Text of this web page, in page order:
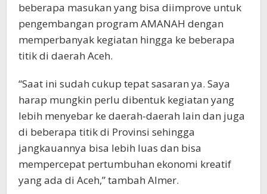
beberapa masukan yang bisa diimprove untuk
pengembangan program AMANAH dengan
memperbanyak kegiatan hingga ke beberapa
titik di daerah Aceh.
“Saat ini sudah cukup tepat sasaran ya. Saya
harap mungkin perlu dibentuk kegiatan yang
lebih menyebar ke daerah-daerah lain dan juga
di beberapa titik di Provinsi sehingga
jangkauannya bisa lebih luas dan bisa
mempercepat pertumbuhan ekonomi kreatif
yang ada di Aceh,” tambah Almer.